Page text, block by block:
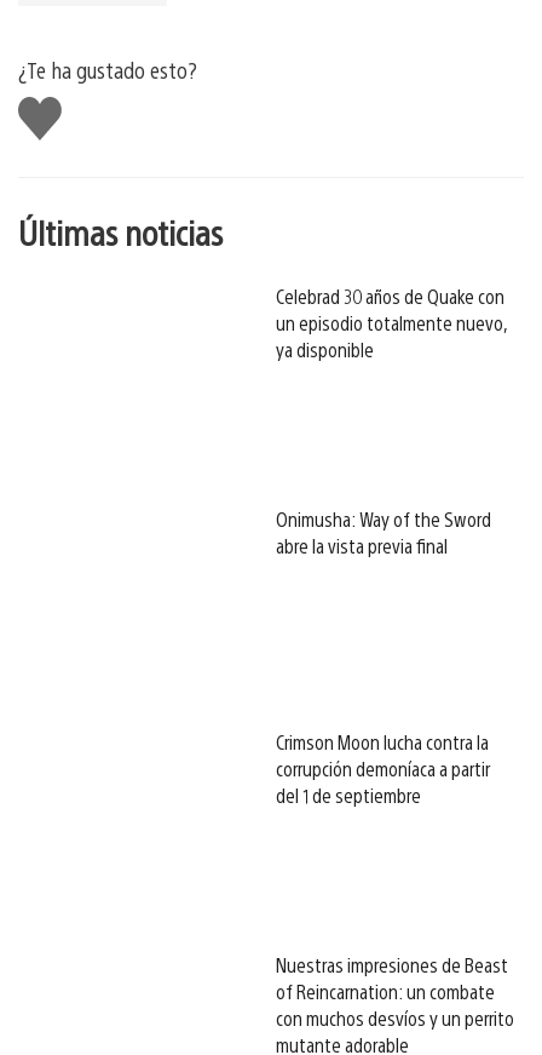
¿Te ha gustado esto?
Me
gusta
Últimas noticias
Celebrad 30 años de Quake con
un episodio totalmente nuevo,
ya disponible
Onimusha: Way of the Sword
abre la vista previa final
Crimson Moon lucha contra la
corrupción demoníaca a partir
del 1 de septiembre
Nuestras impresiones de Beast
of Reincarnation: un combate
con muchos desvíos y un perrito
mutante adorable